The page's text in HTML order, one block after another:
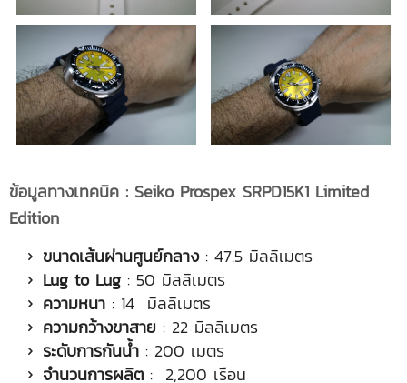
ข้อมูลทางเทคนิค : Seiko Prospex SRPD15K1 Limited
Edition
ขนาดเส้นผ่านศูนย์กลาง: 47.5 มิลลิเมตร
Lug to Lug : 50 มิลลิเมตร
ความหนา : 14 มิลลิเมตร
ความกว้างขาสาย : 22 มิลลิเมตร
ระดับการกันน้ำ : 200 เมตร
จำนวนการผลิต : 2,200 เรือน